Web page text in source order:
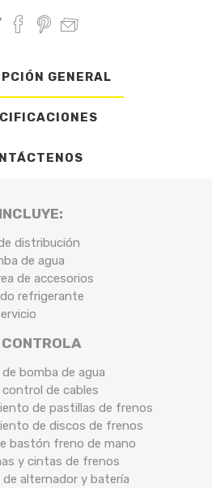
GENERAL
INCLUYE:
distribución
de agua
de accesorios
refrigerante
bomba de agua
de cables
de pastillas de frenos
de discos de frenos
bastón freno de mano
y cintas de frenos
alternador y batería